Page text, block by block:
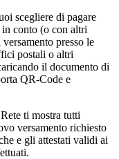
scegliere di pagare
conto (o con altri
presso le
postali o altri
il documento di
QR-Code e
ti mostra tutti
versamento richiesto
e gli attestati validi ai